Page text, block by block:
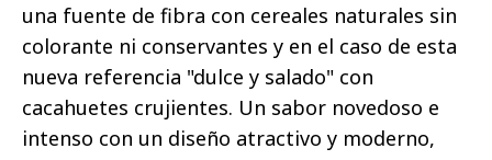
una fuente de fibra con cereales naturales sin
colorante ni conservantes y en el caso de esta
nueva referencia "dulce y salado" con
cacahuetes crujientes. Un sabor novedoso e
intenso con un diseño atractivo y moderno,